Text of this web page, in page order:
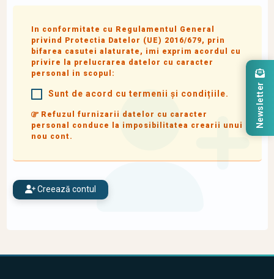
In conformitate cu Regulamentul General
privind Protectia Datelor (UE) 2016/679, prin
bifarea casutei alaturate, imi exprim acordul cu
privire la prelucrarea datelor cu caracter
personal in scopul:
Sunt de acord cu termenii și condițiile.
Refuzul furnizarii datelor cu caracter
personal conduce la imposibilitatea crearii unui
nou cont.
Creează contul
Newsletter